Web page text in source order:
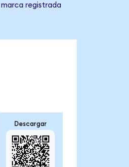
registrada
Descargar